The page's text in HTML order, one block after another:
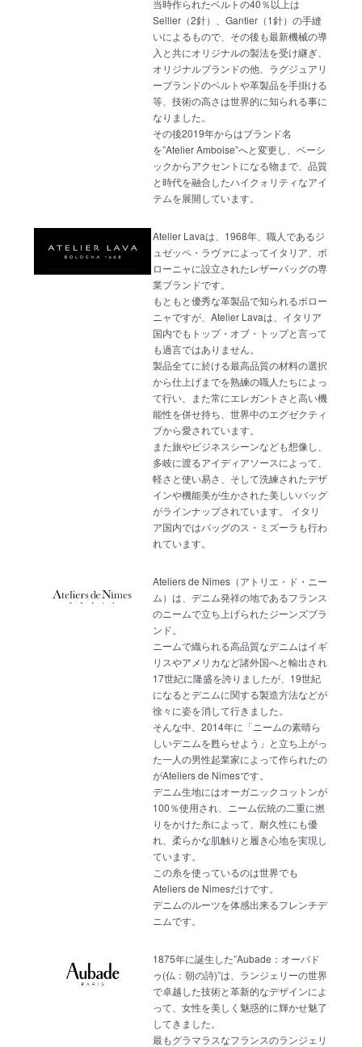
当時作られたベルトの40％以上は
Sellier（2針）、Gantier（1針）の手縫
いによるもので、その後も最新機械の導
入と共にオリジナルの製法を受け継ぎ、
オリジナルブランドの他、ラグジュアリ
ーブランドのベルトや革製品を手掛ける
等、技術の高さは世界的に知られる事に
なりました。
その後2019年からはブランド名
を”Atelier Amboise”へと変更し、ベーシ
ックからアクセントになる物まで、品質
と時代を融合したハイクォリティなアイ
テムを展開しています。
Atelier Lavaは、1968年、職人であるジ
ュゼッペ・ラヴァによってイタリア、ボ
ローニャに設立されたレザーバッグの専
業ブランドです。
もともと優秀な革製品で知られるボロー
ニャですが、Atelier Lavaは、イタリア
国内でもトップ・オブ・トップと言って
も過言ではありません。
製品全てに於ける最高品質の材料の選択
から仕上げまでを熟練の職人たちによっ
て行い、また常にエレガントさと高い機
能性を併せ持ち、世界中のエグゼクティ
ブから愛されています。
また旅やビジネスシーンなども想像し、
多岐に渡るアイディアソースによって、
軽さと使い易さ、そして洗練されたデザ
インや機能美が生かされた美しいバッグ
がラインナップされています。 イタリ
ア国内ではバッグのス・ミズーラも行わ
れています。
Ateliers de Nimes（アトリエ・ド・ニー
ム）は、デニム発祥の地であるフランス
のニームで立ち上げられたジーンズブラ
ンド。
ニームで織られる高品質なデニムはイギ
リスやアメリカなど諸外国へと輸出され
17世紀に隆盛を誇りましたが、19世紀
になるとデニムに関する製造方法などが
徐々に姿を消して行きました。
そんな中、2014年に「ニームの素晴ら
しいデニムを甦らせよう」と立ち上がっ
た一人の男性起業家によって作られたの
がAteliers de Nimesです。
デニム生地にはオーガニックコットンが
100％使用され、ニーム伝統の二重に撚
りをかけた糸によって、耐久性にも優
れ、柔らかな肌触りと履き心地を実現し
ています。
この糸を使っているのは世界でも
Ateliers de Nimesだけです。
デニムのルーツを体感出来るフレンチデ
ニムです。
1875年に誕生した”Aubade：オーバド
ゥ(仏：朝の詩)”は、ランジェリーの世界
で卓越した技術と革新的なデザインによ
って、女性を美しく魅惑的に輝かせ魅了
してきました。
最もグラマラスなフランスのランジェリ